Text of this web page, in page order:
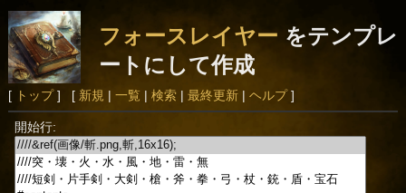
フォースレイヤー をテンプレ
ートにして作成
[ トップ] [ 新規 | 一覧 | 検索| 最終更新| ヘルプ]
開始行: